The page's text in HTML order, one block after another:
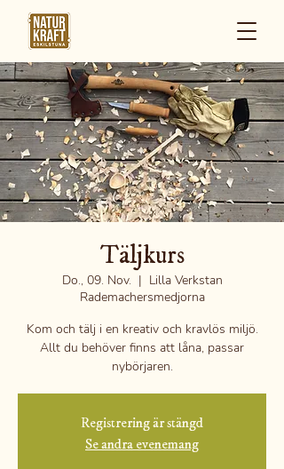
Täljkurs
Do., 09. Nov.
  |
Lilla Verkstan
Rademachersmedjorna
Kom och tälj i en kreativ och kravlös miljö.
Allt du behöver finns att låna, passar
nybörjaren.
Registrering är stängd
Se andra evenemang